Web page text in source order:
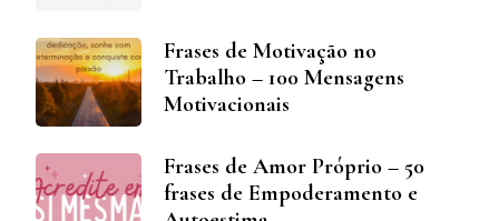
Frases de Motivação no
Trabalho – 100 Mensagens
Motivacionais
Frases de Amor Próprio – 50
frases de Empoderamento e